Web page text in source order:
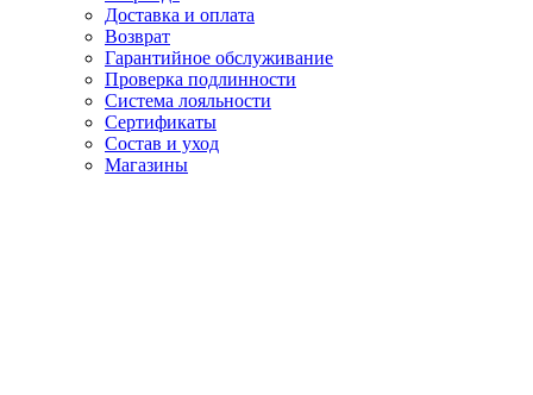
Доставка и оплата
Возврат
Гарантийное обслуживание
Проверка подлинности
Система лояльности
Сертификаты
Состав и уход
Магазины